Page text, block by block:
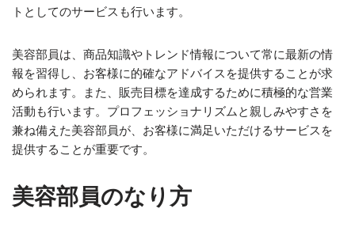
トとしてのサービスも行います。
美容部員は、商品知識やトレンド情報について常に最新の情
報を習得し、お客様に的確なアドバイスを提供することが求
められます。また、販売目標を達成するために積極的な営業
活動も行います。プロフェッショナリズムと親しみやすさを
兼ね備えた美容部員が、お客様に満足いただけるサービスを
提供することが重要です。
美容部員のなり方